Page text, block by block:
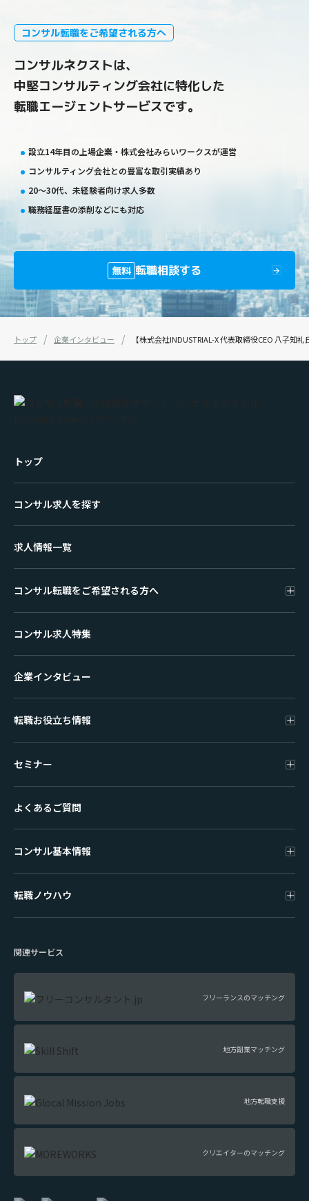
コンサル転職をご希望される方へ
コンサルネクストは、
中堅コンサルティング会社に特化した
転職エージェントサービスです。
設立14年目の上場企業・株式会社みらいワークスが運営
コンサルティング会社との豊富な取引実績あり
20〜30代、未経験者向け求人多数
職務経歴書の添削などにも対応
無料 転職相談する
トップ 企業インタビュー 【株式会社INDUSTRIAL-X 代表取締役CEO 八子
トップ
コンサル求人を探す
求人情報一覧
コンサル転職をご希望される方へ
コンサル求人特集
企業インタビュー
転職お役立ち情報
セミナー
よくあるご質問
コンサル基本情報
転職ノウハウ
関連サービス
フリーランスのマッチング
地方副業マッチング
地方転職支援
クリエイターのマッチング